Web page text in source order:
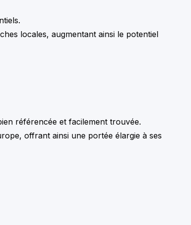
locales, augmentant ainsi le potentiel
référencée et facilement trouvée.
offrant ainsi une portée élargie à ses